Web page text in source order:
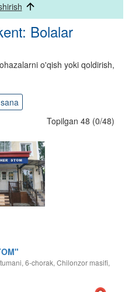
Bolalar
o'qish yoki qoldirish,
sana
Topilgan 48 (0/48)
6-chorak, Chilonzor masifi,